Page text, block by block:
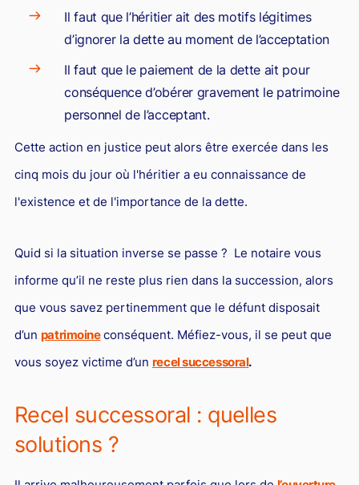
Banque et Assurance
Droit bancaire
Jurisprudences et actualités
Droit de la réparation et du dommage corporel
Droit du sport
Il faut que l’héritier ait des motifs légitimes
d’ignorer la dette au moment de l’acceptation
Il faut que le paiement de la dette ait pour
conséquence d’obérer gravement le patrimoine
personnel de l’acceptant.
Cette action en justice peut alors être exercée dans les
cinq mois du jour où l'héritier a eu connaissance de
l'existence et de l'importance de la dette.
Quid si la situation inverse se passe ? Le notaire vous
informe qu’il ne reste plus rien dans la succession, alors
que vous savez pertinemment que le défunt disposait
d’un patrimoineconséquent. Méfiez-vous, il se peut que
vous soyez victime d’un recel successoral.
Recel successoral : quelles
solutions ?